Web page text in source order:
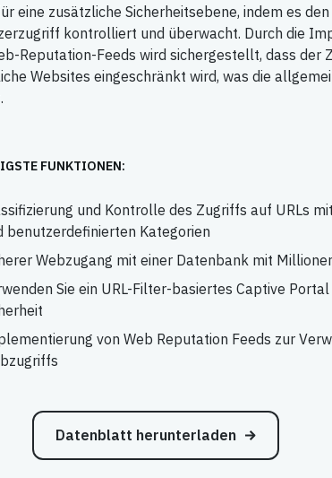
eine zusätzliche Sicherheitsebene, indem es den
kontrolliert und überwacht. Durch die
Reputation-Feeds wird sichergestellt, dass der
Websites eingeschränkt wird, was die
FUNKTIONEN:
und Kontrolle des Zugriffs auf URLs
benutzerdefinierten Kategorien
Webzugang mit einer Datenbank mit
Sie ein URL-Filter-basiertes Captive
von Web Reputation Feeds zur
Datenblatt herunterladen